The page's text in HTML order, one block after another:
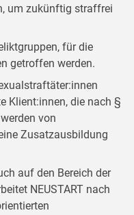
um zukünftig straffrei
für die
getroffen werden.
Klient:innen, die nach §
von
Zusatzausbildung
auf den Bereich der
NEUSTART nach